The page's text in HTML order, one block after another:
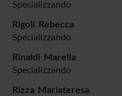
Specializzando
Rigoli Rebecca
Specializzando
Rinaldi Marella
Specializzando
Rizza Mariateresa